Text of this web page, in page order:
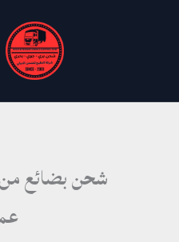
شحن بضائع من